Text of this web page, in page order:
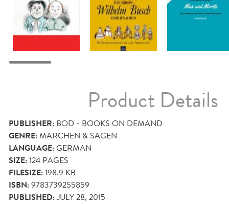
Product Details
PUBLISHER: BOD - BOOKS ON DEMAND
GENRE:MÄRCHEN & SAGEN
LANGUAGE:GERMAN
SIZE:124 PAGES
FILESIZE:198.9 KB
ISBN:9783739255859
PUBLISHED:JULY 28, 2015